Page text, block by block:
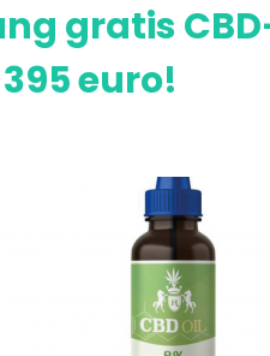
gratis
euro!